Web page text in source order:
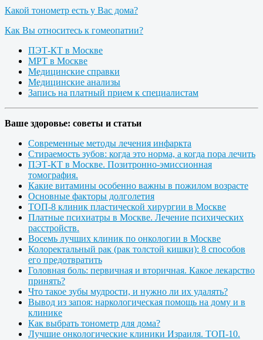
Какой тонометр есть у Вас дома?
Как Вы относитесь к гомеопатии?
ПЭТ-КТ в Москве
МРТ в Москве
Медицинские справки
Медицинские анализы
Запись на платный прием к специалистам
Ваше здоровье: советы и статьи
Современные методы лечения инфаркта
Стираемость зубов: когда это норма, а когда пора лечить
ПЭТ-КТ в Москве. Позитронно-эмиссионная
томография.
Какие витамины особенно важны в пожилом возрасте
Основные факторы долголетия
ТОП-8 клиник пластической хирургии в Москве
Платные психиатры в Москве. Лечение психических
расстройств.
Восемь лучших клиник по онкологии в Москве
Колоректальный рак (рак толстой кишки): 8 способов
его предотвратить
Головная боль: первичная и вторичная. Какое лекарство
принять?
Что такое зубы мудрости, и нужно ли их удалять?
Вывод из запоя: наркологическая помощь на дому и в
клинике
Как выбрать тонометр для дома?
Лучшие онкологические клиники Израиля. ТОП-10.